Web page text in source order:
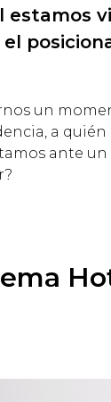
un
a quién
ante un